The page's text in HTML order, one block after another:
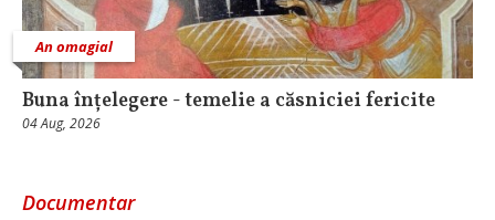
An omagial
Buna înțelegere - temelie a căsniciei fericite
04 Aug, 2026
Documentar